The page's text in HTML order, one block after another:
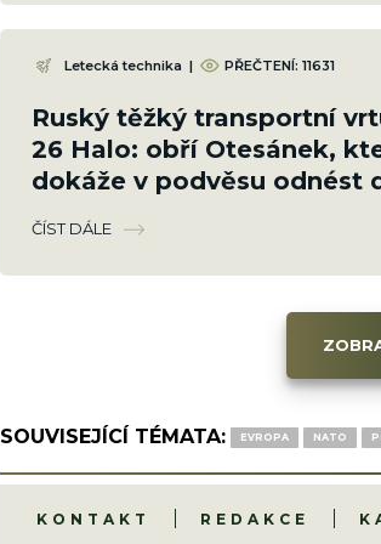
Letecká technika | PŘEČTENÍ: 11631
Ruský těžký transportní
26 Halo: obří Otesánek,
dokáže v podvěsu odnést
letadlo
ČÍST DÁLE
SOUVISEJÍCÍ TÉMATA: EVROPA NATO
KONTAKT REDAKCE